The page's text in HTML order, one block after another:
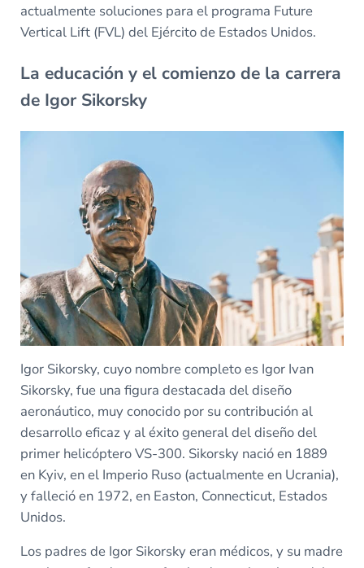
actualmente soluciones para el programa Future
Vertical Lift (FVL) del Ejército de Estados Unidos.
La educación y el comienzo de la carrera
de Igor Sikorsky
Igor Sikorsky, cuyo nombre completo es Igor Ivan
Sikorsky, fue una figura destacada del diseño
aeronáutico, muy conocido por su contribución al
desarrollo eficaz y al éxito general del diseño del
primer helicóptero VS-300. Sikorsky nació en 1889
en Kyiv, en el Imperio Ruso (actualmente en Ucrania),
y falleció en 1972, en Easton, Connecticut, Estados
Unidos.
Los padres de Igor Sikorsky eran médicos, y su madre